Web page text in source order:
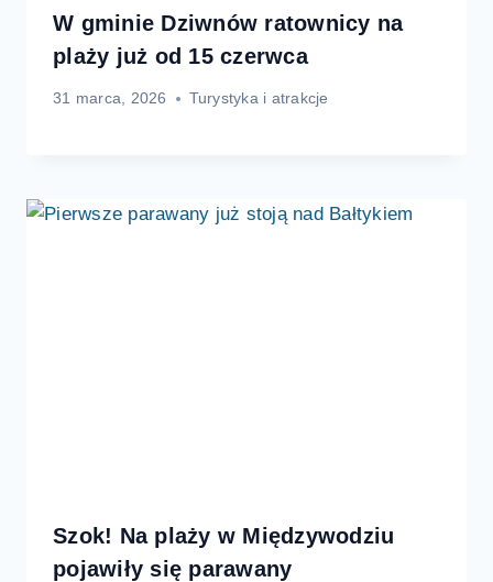
W gminie Dziwnów ratownicy na
plaży już od 15 czerwca
31 marca, 2026 Turystyka i atrakcje
Szok! Na plaży w Międzywodziu
pojawiły się parawany